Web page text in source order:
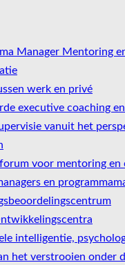
Manager Mentoring
werk en privé
executive coaching
vanuit het
voor mentoring en
en
intelligentie,
het verstrooien onder